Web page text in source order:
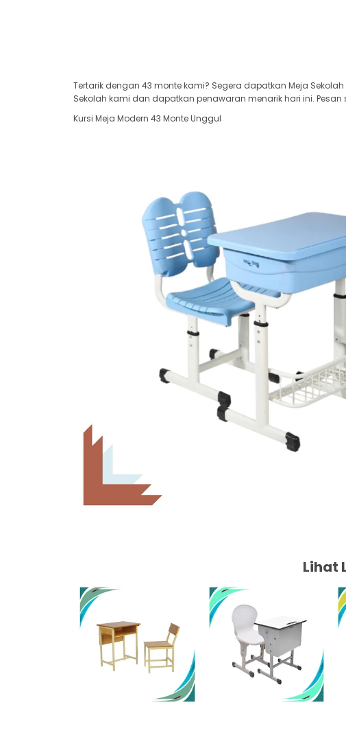
Tertarik dengan 43 monte kami? Segera dapatkan Meja
Sekolah kami dan dapatkan penawaran menarik hari ini.
Kursi Meja Modern 43 Monte Unggul
Lihat